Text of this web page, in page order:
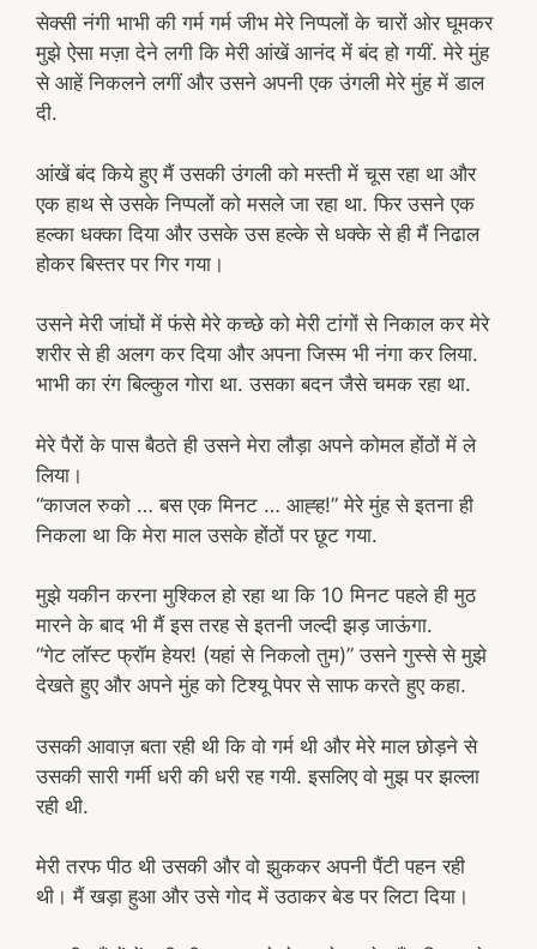
सेक्सी नंगी भाभी की गर्म गर्म जीभ मेरे निप्पलों के चारों ओर घूमकर
मुझे ऐसा मज़ा देने लगी कि मेरी आंखें आनंद में बंद हो गयीं. मेरे मुंह
से आहें निकलने लगीं और उसने अपनी एक उंगली मेरे मुंह में डाल
दी.
आंखें बंद किये हुए मैं उसकी उंगली को मस्ती में चूस रहा था और
एक हाथ से उसके निप्पलों को मसले जा रहा था. फिर उसने एक
हल्का धक्का दिया और उसके उस हल्के से धक्के से ही मैं निढाल
होकर बिस्तर पर गिर गया।
उसने मेरी जांघों में फंसे मेरे कच्छे को मेरी टांगों से निकाल कर मेरे
शरीर से ही अलग कर दिया और अपना जिस्म भी नंगा कर लिया.
भाभी का रंग बिल्कुल गोरा था. उसका बदन जैसे चमक रहा था.
मेरे पैरों के पास बैठते ही उसने मेरा लौड़ा अपने कोमल होंठों में ले
लिया।
“काजल रुको … बस एक मिनट … आह्ह!” मेरे मुंह से इतना ही
निकला था कि मेरा माल उसके होंठों पर छूट गया.
मुझे यकीन करना मुश्किल हो रहा था कि 10 मिनट पहले ही मुठ
मारने के बाद भी मैं इस तरह से इतनी जल्दी झड़ जाऊंगा.
“गेट लॉस्ट फ्रॉम हेयर! (यहां से निकलो तुम)” उसने गुस्से से मुझे
देखते हुए और अपने मुंह को टिश्यू पेपर से साफ करते हुए कहा.
उसकी आवाज़ बता रही थी कि वो गर्म थी और मेरे माल छोड़ने से
उसकी सारी गर्मी धरी की धरी रह गयी. इसलिए वो मुझ पर झल्ला
रही थी.
मेरी तरफ पीठ थी उसकी और वो झुककर अपनी पैंटी पहन रही
थी। मैं खड़ा हुआ और उसे गोद में उठाकर बेड पर लिटा दिया।